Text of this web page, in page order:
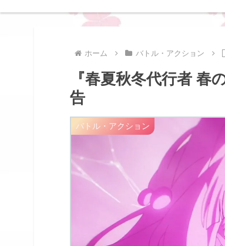
ホーム バトル・アクション
『春夏秋冬代行者 春
告
バトル・アクション